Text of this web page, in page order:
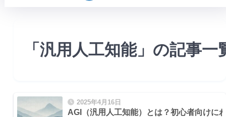
「汎用人工知能」の記事一
2025年4月16日
AGI（汎用人工知能）とは？初心者向けに